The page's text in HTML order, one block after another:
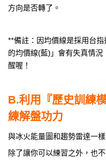
方向是否轉了。
**備註：因均價線是採用台
的均價線(藍)」會有失真情
醒喔！
B.利用『歷史訓練
練解盤功力
與冰火能量圖和趨勢雷達一
除了讓你可以練習之外，也